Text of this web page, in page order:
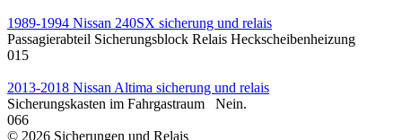
1989-1994 Nissan 240SX sicherung und relais
Passagierabteil Sicherungsblock Relais Heckscheibenheizung
015
2013-2018 Nissan Altima sicherung und relais
Sicherungskasten im Fahrgastraum Nein.
066
© 2026 Sicherungen und Relais